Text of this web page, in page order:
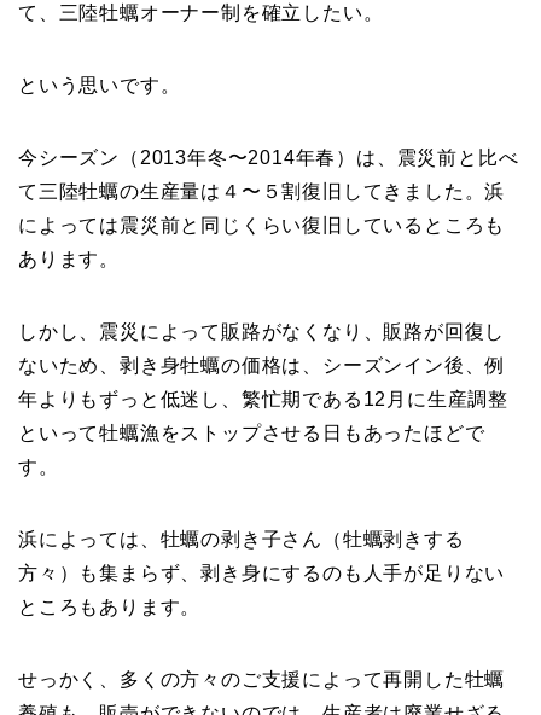
て、三陸牡蠣オーナー制を確立したい。
という思いです。
今シーズン（2013年冬〜2014年春）は、震災前と比べ
て三陸牡蠣の生産量は４〜５割復旧してきました。浜
によっては震災前と同じくらい復旧しているところも
あります。
しかし、震災によって販路がなくなり、販路が回復し
ないため、剥き身牡蠣の価格は、シーズンイン後、例
年よりもずっと低迷し、繁忙期である12月に生産調整
といって牡蠣漁をストップさせる日もあったほどで
す。
浜によっては、牡蠣の剥き子さん（牡蠣剥きする
方々）も集まらず、剥き身にするのも人手が足りない
ところもあります。
せっかく、多くの方々のご支援によって再開した牡蠣